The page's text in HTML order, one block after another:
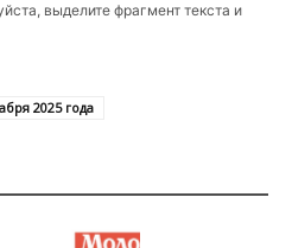
выделите фрагмент текста и
2025 года